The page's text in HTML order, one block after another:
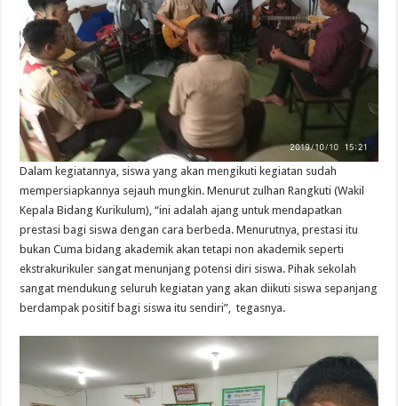
Dalam kegiatannya, siswa yang akan mengikuti kegiatan sudah
mempersiapkannya sejauh mungkin. Menurut zulhan Rangkuti (Wakil
Kepala Bidang Kurikulum), “ini adalah ajang untuk mendapatkan
prestasi bagi siswa dengan cara berbeda. Menurutnya, prestasi itu
bukan Cuma bidang akademik akan tetapi non akademik seperti
ekstrakurikuler sangat menunjang potensi diri siswa. Pihak sekolah
sangat mendukung seluruh kegiatan yang akan diikuti siswa sepanjang
berdampak positif bagi siswa itu sendiri”, tegasnya.